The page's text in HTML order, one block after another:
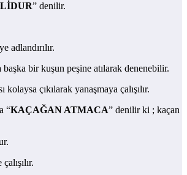
” denilir.
adlandırılır.
bir kuşun peşine atılarak denenebilir.
çıkılarak yanaşmaya çalışılır.
“KAÇAĞAN ATMACA” denilir ki ; kaçan